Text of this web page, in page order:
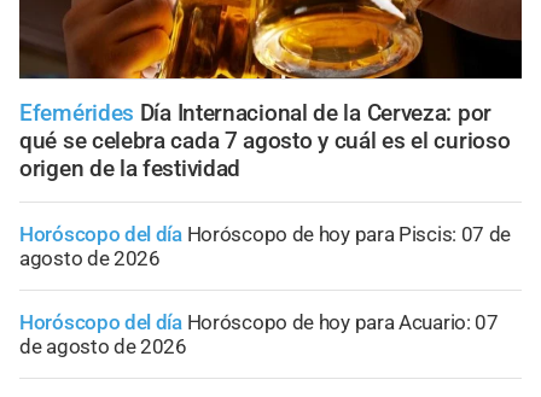
Efemérides Día Internacional de la Cerveza: por
qué se celebra cada 7 agosto y cuál es el curioso
origen de la festividad
Horóscopo del día Horóscopo de hoy para Piscis: 07 de
agosto de 2026
Horóscopo del día Horóscopo de hoy para Acuario: 07
de agosto de 2026